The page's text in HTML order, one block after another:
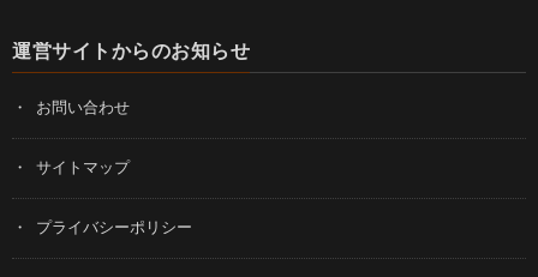
運営サイトからのお知らせ
お問い合わせ
サイトマップ
プライバシーポリシー